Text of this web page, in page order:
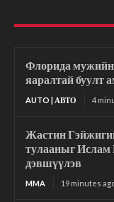
Флорида мужийн
яаралтай буулт
AUTO | АВТО 4
Жастин
тулааныг Ислам
дэвшүүлэв
MMA 19 minutes